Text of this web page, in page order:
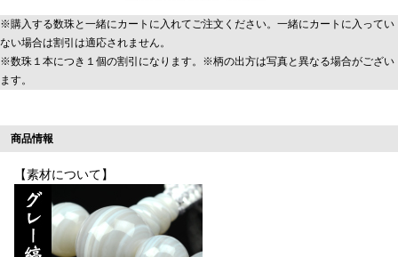
※購入する数珠と一緒にカートに入れてご注文ください。一緒にカートに入ってい
ない場合は割引は適応されません。
※数珠１本につき１個の割引になります。※柄の出方は写真と異なる場合がござい
ます。
商品情報
【素材について】